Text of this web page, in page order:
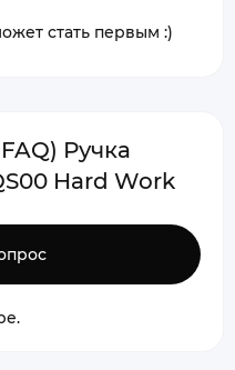
стать первым :)
Ручка
Hard Work